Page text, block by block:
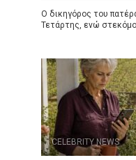
Ο δικηγόρος του
Τετάρτης, ενώ
CELEBRITY NEWS